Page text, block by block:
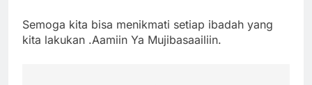
Semoga kita bisa menikmati setiap ibadah yang
kita lakukan .Aamiin Ya Mujibasaailiin.